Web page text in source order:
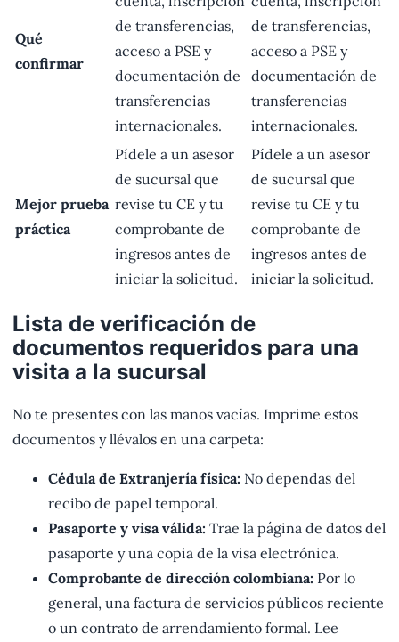
Qué
confirmar
de transferencias,
acceso a PSE y
documentación de
transferencias
internacionales.
de transferencias,
acceso a PSE y
documentación de
transferencias
internacionales.
Mejor prueba
práctica
Pídele a un asesor
de sucursal que
revise tu CE y tu
comprobante de
ingresos antes de
iniciar la solicitud.
Pídele a un asesor
de sucursal que
revise tu CE y tu
comprobante de
ingresos antes de
iniciar la solicitud.
Lista de verificación de
documentos requeridos para una
visita a la sucursal
No te presentes con las manos vacías. Imprime estos
documentos y llévalos en una carpeta:
Cédula de Extranjería física: No dependas del
recibo de papel temporal.
Pasaporte y visa válida: Trae la página de datos del
pasaporte y una copia de la visa electrónica.
Comprobante de dirección colombiana: Por lo
general, una factura de servicios públicos reciente
o un contrato de arrendamiento formal. Lee